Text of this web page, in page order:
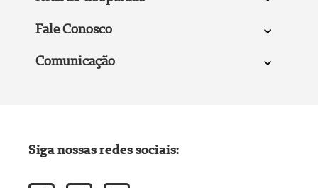
Fale Conosco
Comunicação
Siga nossas redes sociais: